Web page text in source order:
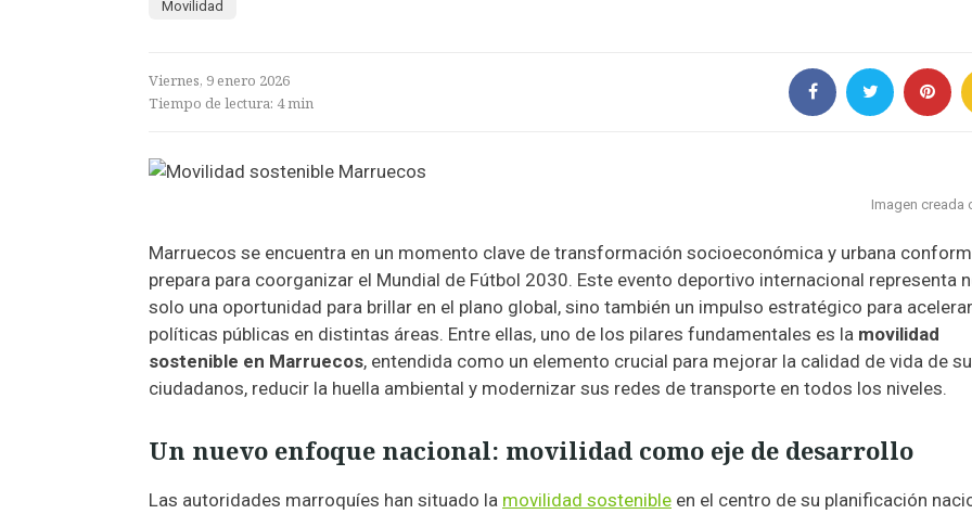
Movilidad
Viernes, 9 enero 2026
Tiempo de lectura: 4min
Imagen creada
Marruecos se encuentra en un momento clave de transformación socioeconómica y urbana
prepara para coorganizar el Mundial de Fútbol 2030. Este evento deportivo internacional representa
solo una oportunidad para brillar en el plano global, sino también un impulso estratégico para acelerar
políticas públicas en distintas áreas. Entre ellas, uno de los pilares fundamentales es la movilidad
sostenible en Marruecos, entendida como un elemento crucial para mejorar la calidad de vida de
ciudadanos, reducir la huella ambiental y modernizar sus redes de transporte en todos los niveles.
Un nuevo enfoque nacional: movilidad como eje de desarrollo
Las autoridades marroquíes han situado la movilidad sostenible en el centro de su planificación